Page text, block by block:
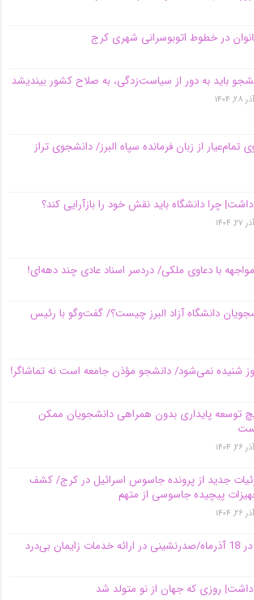
باید به دور از سیاست‌زدگی، به صلاح کشور بیندیشد
آذر ۲۸, ۱۴۰۴
از زبان فرمانده سپاه البرز/ دانشجوی تراز
چرا دانشگاه باید نقش خود را بازآرایی کند؟
آذر ۲۷, ۱۴۰۴
با دعاوی ملکی/ دردسر اسناد عادی چند‌ دهه‌ای!
دانشگاه آزاد البرز چیست؟/ گفت‌وگو با رئیس
شنیده نمی‌شود/ دانشجو مؤذن جامعه است نه تماشاگر!
توسعه پایداری بدون همراهی دانشجویان ممکن
آذر ۲۶, ۱۴۰۴
جدید از پرونده جاسوس اسرائیل در کرج/‌ کشف
پیچیده جاسوسی از متهم
آذر ۲۶, ۱۴۰۴
بی‌درد
روزی که جهان از نو متولد شد